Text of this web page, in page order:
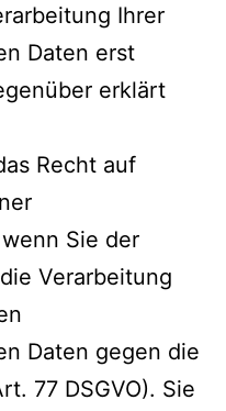
Ihrer
Daten erst
erklärt
Recht auf
Sie der
Verarbeitung
Daten gegen die
77 DSGVO). Sie